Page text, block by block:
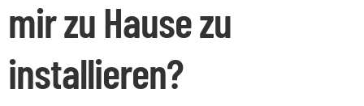
CONTRACT
FAQ
mir zu Hause zu
installieren?